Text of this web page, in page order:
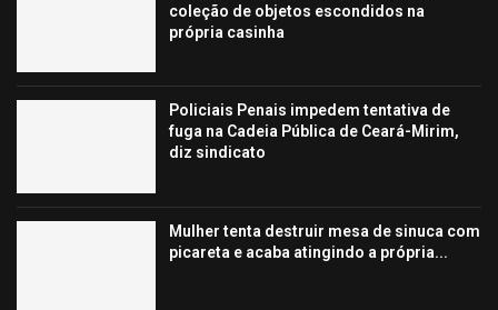
coleção de objetos escondidos na
própria casinha
Policiais Penais impedem tentativa de
fuga na Cadeia Pública de Ceará-Mirim,
diz sindicato
Mulher tenta destruir mesa de sinuca com
picareta e acaba atingindo a própria...